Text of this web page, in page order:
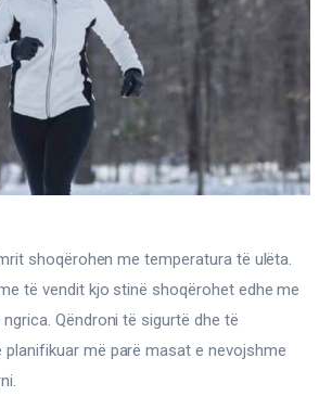
Andrologji
dhe Radiologji
Femija
shoqërohen me temperatura të ulëta.
të vendit kjo stinë shoqërohet edhe me
Qëndroni të sigurtë dhe të
planifikuar më parë masat e nevojshme